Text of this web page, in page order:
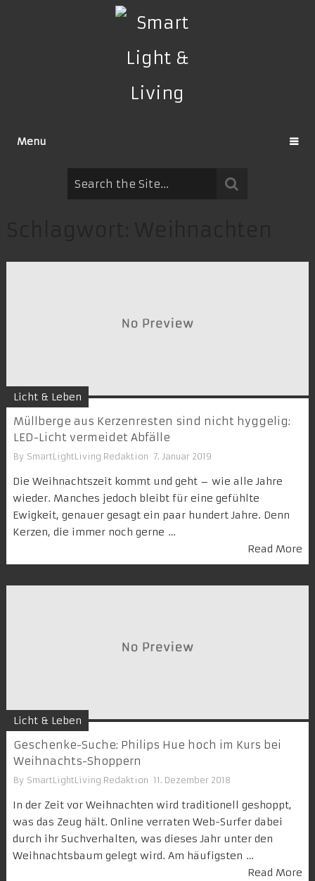
Menu
Licht & Leben
Müllberge aus Kerzenresten sind nicht hyggelig:
LED-Licht vermeidet Abfälle
By SmartLightLiving Redaktion 7. Januar 2019
Die Weihnachtszeit kommt und geht – wie alle Jahre
wieder. Manches jedoch bleibt für eine gefühlte
Ewigkeit, genauer gesagt ein paar hundert Jahre. Denn
Kerzen, die immer noch gerne …
Read More
Licht & Leben
Geschenke-Suche: Philips Hue hoch im Kurs bei
Weihnachts-Shoppern
By SmartLightLiving Redaktion 11. Dezember 2018
In der Zeit vor Weihnachten wird traditionell geshoppt,
was das Zeug hält. Online verraten Web-Surfer dabei
durch ihr Suchverhalten, was dieses Jahr unter den
Weihnachtsbaum gelegt wird. Am häufigsten …
Read More